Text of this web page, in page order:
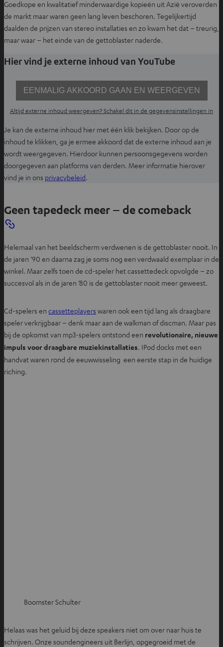
Goedkope en kwalitatief minderwaardige kopieën uit Azië veroverden
de markt maar waren geen lang leven beschoren. Tegelijkertijd
daalden de prijzen van stereo installaties en zo kwam het dat – treurig,
maar waar – het einde van de gettoblaster naderde.
Hier vind je externe inhoud van YouTube
EENMALIG AKKOORD GAAN EN WEERGEVEN
Altijd externe inhoud weergeven? Schakel dit in de gegevensinstellingen in
Je kan de externe inhoud hier met één klik bekijken. Door op de
inhoud te klikken, ga je ermee akkoord dat de externe inhoud aan je
wordt weergegeven. Hierdoor kunnen persoonsgegevens worden
doorgegeven aan platforms van derden. Meer informatie hierover
vind je in ons privacybeleid
n
n
n
i
e
w
e
t
.
Geen tapedeck meer – de comeback
Helemaal van het beeldscherm verdwenen is de gettoblaster nooit. In
de jaren ’90 en daarna zag je soms nog een verdwaald exemplaar in de
winkel. Maar zelfs toen de cd-speler het cassettedeck opvolgde – zo
succesvol als in de jaren ’80 is de gettoblaster nooit meer geweest.
Cd-spelers en cassetteplayers waren ook een tijd lang als draagbare
speler verkrijgbaar – denk maar aan de walkman of discman. Maar pas
bij de opkomst van mp3-spelers ontstond een revolutionaire, nieuwe
impuls voor draagbare muziekinstallaties. IPod docks met een
handvat waren rond de eeuwwisseling een eerste stap in de huidige
riching.
Boomster Schulter
Helaas was het geluid bij deze speakers niet om over naar huis te
schrijven. Onze soundengineers uit Berlijn, opgegroeid met de